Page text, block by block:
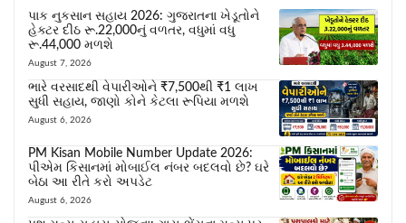
પાક નુકસાન સહાય 2026: ગુજરાતના ખેડૂતોને
હેક્ટર દીઠ રૂ.22,000નું વળતર, વધુમાં વધુ
રૂ.44,000 મળશે
August 7, 2026
ભારે વરસાદથી વેપારીઓને ₹7,500થી ₹1 લાખ
સુધી સહાય, જાણો કોને કેટલા રૂપિયા મળશે
August 6, 2026
PM Kisan Mobile Number Update 2026:
પીએમ કિસાનમાં મોબાઈલ નંબર બદલવો છે? ઘરે
બેઠા આ રીતે કરો અપડેટ
August 6, 2026